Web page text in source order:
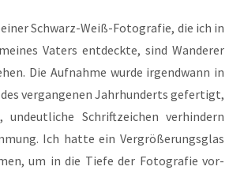
Schwarz-Weiß-Foto­gra­fie, die ich in
Vaters ent­deck­te, sind Wan­de­rer
Die Auf­nah­me wur­de irgend­wann in
ver­gan­ge­nen Jahr­hun­derts gefer­tigt,
undeut­li­che Schrift­zei­chen ver­hin­dern
Ich hat­te ein Ver­grö­ße­rungs­glas
um in die Tie­fe der Foto­gra­fie vor­